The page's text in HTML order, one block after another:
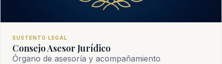
SUSTENTO LEGAL
Consejo Asesor Jurídico
Órgano de asesoría y acompañamiento